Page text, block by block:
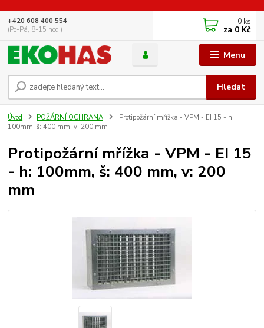
Menu
Hledat
+420 608 400 554
(Po-Pá, 8-15 hod.)
0 ks
za 0 Kč
Úvod POŽÁRNÍ OCHRANA
Protipožární mřížka - VPM - EI 15 - h:
100mm, š: 400 mm, v: 200 mm
Protipožární mřížka - VPM - EI 15
- h: 100mm, š: 400 mm, v: 200
mm